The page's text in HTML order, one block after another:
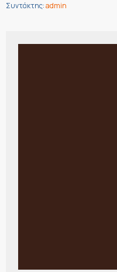
Συντάκτης:admin